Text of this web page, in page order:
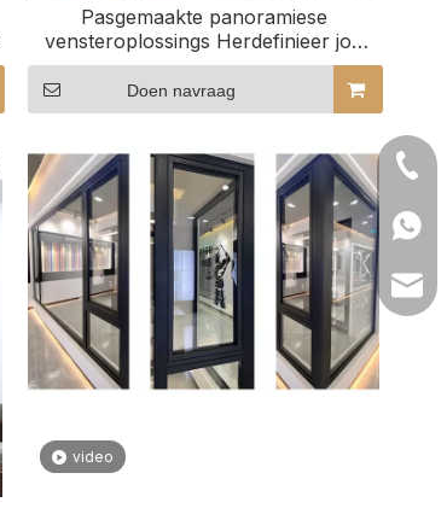
Pasgemaakte panoramiese
vensteroplossings Herdefinieer jou
aansig
Doen navraag
video
+86-
+86